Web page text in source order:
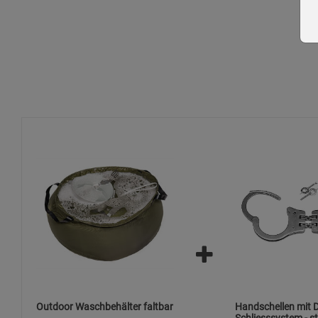
Outdoor Waschbehälter faltbar
Handschellen mit